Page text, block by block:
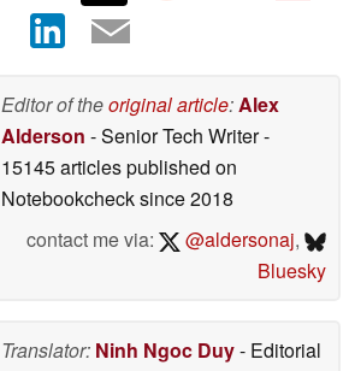
Editor of theoriginal article:Alex
Alderson - Senior Tech Writer-
15145 articles published on
Notebookchecksince 2018
contact me via:
@aldersonaj,
Bluesky
Translator: Ninh Ngoc Duy- Editorial